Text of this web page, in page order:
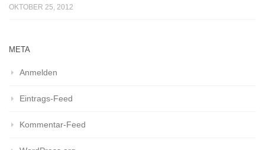
OKTOBER 25, 2012
META
Anmelden
Eintrags-Feed
Kommentar-Feed